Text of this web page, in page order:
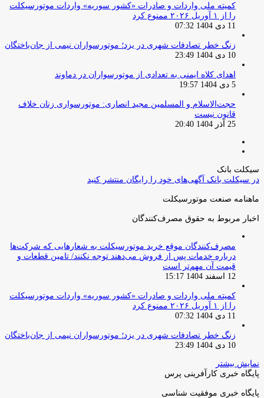
کمیته ملی واردات و صادرات «کشور سوریه» واردات موتورسیکلت
را از ۱ آوریل ۲۰۲۶ ممنوع کرد
11 دی 1404 07:32
زنگ خطر تصادفات شهری در یزد؛ موتورسواران نیمی از جان‌باختگان
10 دی 1404 23:49
اهدای کلاه ایمنی به تعدادی از موتورسواران در دماوند
5 دی 1404 19:57
حجت‌الاسلام و المسلمین مجید انصاری: موتورسواری زنان خلاف
قانون نیست
25 آذر 1404 20:40
سیکلت بانک
در سیکلت بانک آگهی‌های خود را رایگان منتشر کنید
ماهنامه صنعت موتورسیکلت
اخبار مربوط به حقوق مصرف‌کنندگان
مصرف‌کنندگان موقع خرید موتورسیکلت به شعارهایی که شرکت‌ها
درباره خدمات پس از فروش می‌دهند توجه نکنند/ تامین قطعات و
قیمت آن مهم‌تر است
12 اسفند 1404 15:17
کمیته ملی واردات و صادرات «کشور سوریه» واردات موتورسیکلت
را از ۱ آوریل ۲۰۲۶ ممنوع کرد
11 دی 1404 07:32
زنگ خطر تصادفات شهری در یزد؛ موتورسواران نیمی از جان‌باختگان
10 دی 1404 23:49
نمایش بیشتر
پایگاه خبری کارآفرینی پرس
پایگاه خبری موفقیت شناسی